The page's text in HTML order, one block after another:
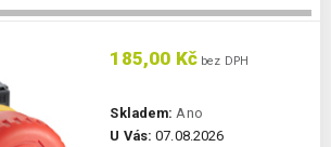
185,00 Kč bez DPH
Skladem: Ano
U Vás: 07.08.2026